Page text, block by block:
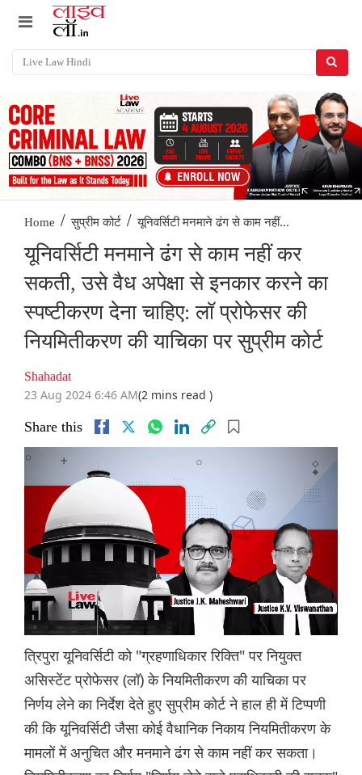
Home / सुप्रीम कोर्ट / यूनिवर्सिटी मनमाने ढंग से काम नहीं...
यूनिवर्सिटी मनमाने ढंग से काम नहीं कर
सकती, उसे वैध अपेक्षा से इनकार करने का
स्पष्टीकरण देना चाहिए: लॉ प्रोफेसर की
नियमितीकरण की याचिका पर सुप्रीम कोर्ट
Shahadat
23 Aug 2024 6:46 AM(2 mins read )
Share this
त्रिपुरा यूनिवर्सिटी को "ग्रहणाधिकार रिक्ति" पर नियुक्त
असिस्टेंट प्रोफेसर (लॉ) के नियमितीकरण की याचिका पर
निर्णय लेने का निर्देश देते हुए सुप्रीम कोर्ट ने हाल ही में टिप्पणी
की कि यूनिवर्सिटी जैसा कोई वैधानिक निकाय नियमितीकरण के
मामलों में अनुचित और मनमाने ढंग से काम नहीं कर सकता।